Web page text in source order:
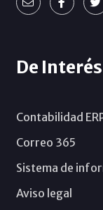
De Interés
Contabilidad
Correo 365
Sistema de
Aviso legal